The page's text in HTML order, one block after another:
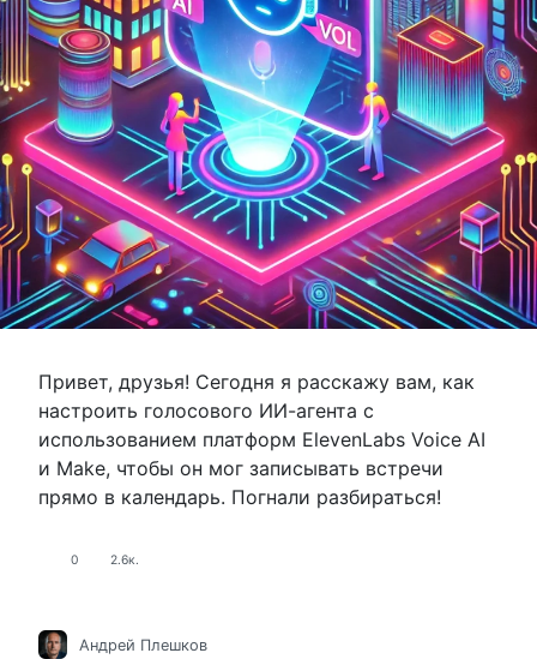
Привет, друзья! Сегодня я расскажу вам, как
настроить голосового ИИ-агента с
использованием платформ ElevenLabs Voice AI
и Make, чтобы он мог записывать встречи
прямо в календарь. Погнали разбираться!
0 2.6к.
Андрей Плешков